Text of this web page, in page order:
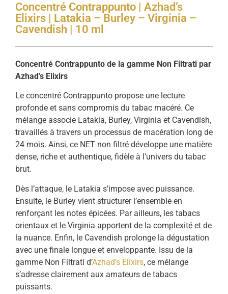
Concentré Contrappunto | Azhad’s
Elixirs | Latakia – Burley – Virginia –
Cavendish | 10 ml
Concentré Contrappunto de la gamme Non Filtrati par
Azhad’s Elixirs
Le concentré Contrappunto propose une lecture
profonde et sans compromis du tabac macéré. Ce
mélange associe Latakia, Burley, Virginia et Cavendish,
travaillés à travers un processus de macération long de
24 mois. Ainsi, ce NET non filtré développe une matière
dense, riche et authentique, fidèle à l’univers du tabac
brut.
Dès l’attaque, le Latakia s’impose avec puissance.
Ensuite, le Burley vient structurer l’ensemble en
renforçant les notes épicées. Par ailleurs, les tabacs
orientaux et le Virginia apportent de la complexité et de
la nuance. Enfin, le Cavendish prolonge la dégustation
avec une finale longue et enveloppante. Issu de la
gamme Non Filtrati d’Azhad’s Elixirs, ce mélange
s’adresse clairement aux amateurs de tabacs
puissants.